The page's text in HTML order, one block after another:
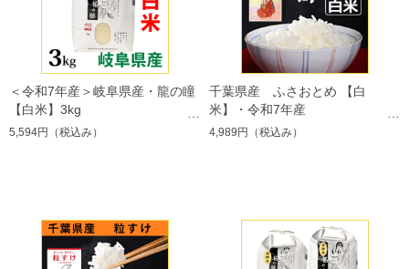
＜令和7年産＞岐阜県産・龍の瞳
【白米】3kg
5,594円 （税込み）
千葉県産 ふさおとめ 【白
米】・令和7年産
4,989円 （税込み）